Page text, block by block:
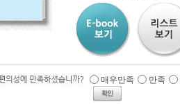
매우만족 만족